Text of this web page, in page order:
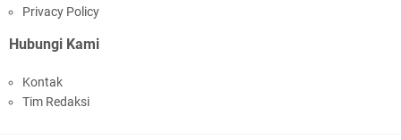
Privacy Policy
Hubungi Kami
Kontak
Tim Redaksi